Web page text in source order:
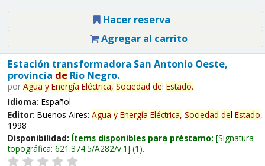
Hacer reserva
Agregar al carrito
Estación transformadora San Antonio Oeste,
provincia deRío Negro.
por Agua y Energía Eléctrica, Sociedad del Estado.
Idioma: Español
Editor: Buenos Aires: Agua y Energía Eléctrica, Sociedad del Estado,
1998
Disponibilidad: Ítems disponibles para préstamo: Signatura
topográfica: 621.374.5/A282/v.1 (1).